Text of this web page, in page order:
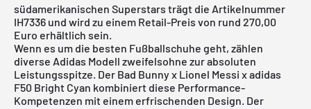
südamerikanischen Superstars trägt die Artikelnummer
IH7336 und wird zu einem Retail-Preis von rund 270,00
Euro erhältlich sein.
Wenn es um die besten Fußballschuhe geht, zählen
diverse Adidas Modell zweifelsohne zur absoluten
Leistungsspitze. Der Bad Bunny x Lionel Messi x adidas
F50 Bright Cyan kombiniert diese Performance-
Kompetenzen mit einem erfrischenden Design. Der